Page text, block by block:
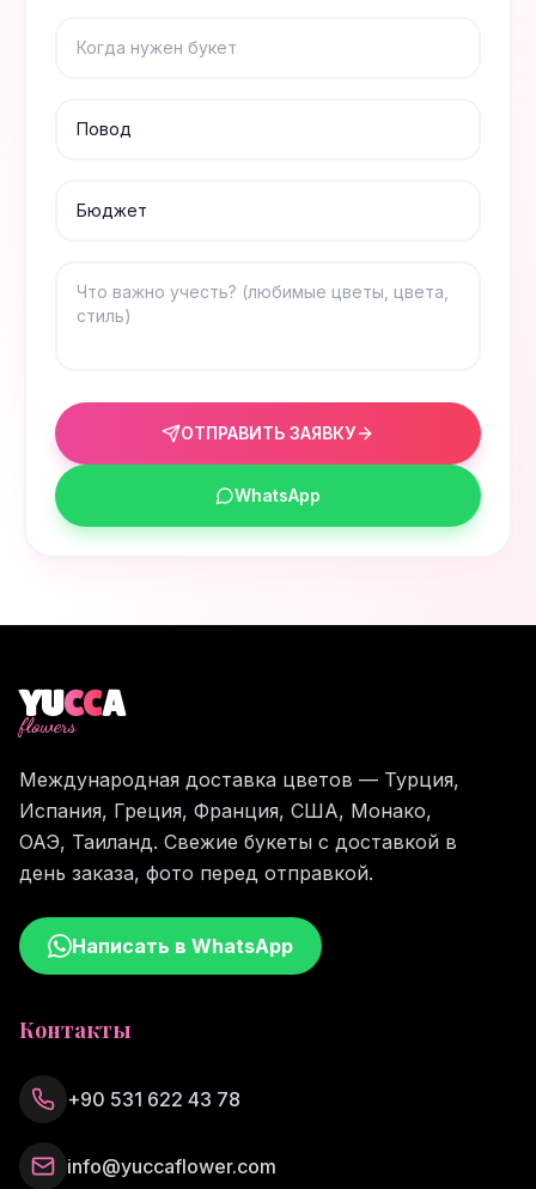
ОТПРАВИТЬ ЗАЯВКУ
WhatsApp
YUCCA
flowers
Международная доставка цветов — Турция,
Испания, Греция, Франция, США, Монако,
ОАЭ, Таиланд. Свежие букеты с доставкой в
день заказа, фото перед отправкой.
Написать в WhatsApp
Контакты
+90 531 622 43 78
info@yuccaflower.com